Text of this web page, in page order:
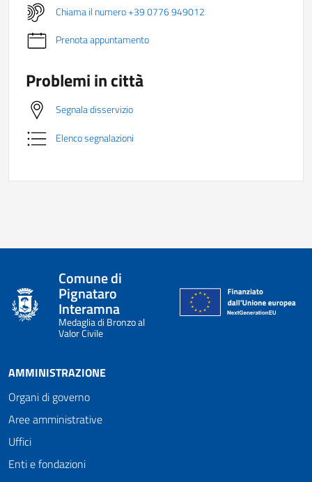
Chiama il numero +39 0776 949012
Prenota appuntamento
Problemi in città
Segnala disservizio
Elenco segnalazioni
Comune di
Pignataro
Interamna
Medaglia di Bronzo al
Valor Civile
AMMINISTRAZIONE
Organi di governo
Aree amministrative
Uffici
Enti e fondazioni